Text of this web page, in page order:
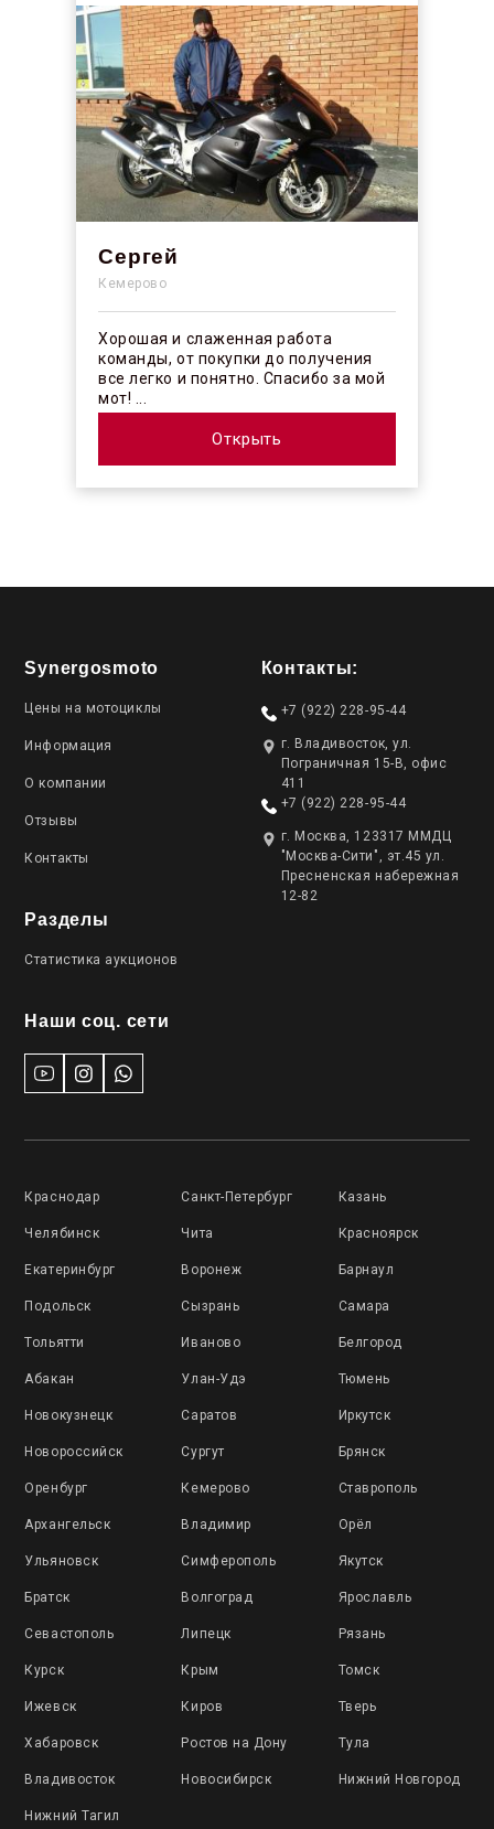
Сергей
Кемерово
Хорошая и слаженная работа
команды, от покупки до получения
все легко и понятно. Спасибо за мой
мот! ...
Открыть
Synergosmoto
Цены на мотоциклы
Информация
О компании
Отзывы
Контакты
Разделы
Статистика аукционов
Наши соц. сети
Контакты:
+7 (922) 228-95-44
г. Владивосток, ул.
Пограничная 15-В, офис
411
+7 (922) 228-95-44
г. Москва, 123317 ММДЦ
"Москва-Сити", эт.45 ул.
Пресненская набережная
12-82
Краснодар Санкт-Петербург Казань
Челябинск Чита Красноярск
Екатеринбург Воронеж Барнаул
Подольск Сызрань Самара
Тольятти Иваново Белгород
Абакан Улан-Удэ Тюмень
Новокузнецк Саратов Иркутск
Новороссийск Сургут Брянск
Оренбург Кемерово Ставрополь
Архангельск Владимир Орёл
Ульяновск Симферополь Якутск
Братск Волгоград Ярославль
Севастополь Липецк Рязань
Курск Крым Томск
Ижевск Киров Тверь
Хабаровск Ростов на Дону Тула
Владивосток Новосибирск Нижний Новгород
Нижний Тагил